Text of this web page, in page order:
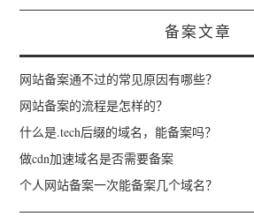
备案文章
网站备案通不过的常见原因有哪些？
网站备案的流程是怎样的？
什么是.tech后缀的域名，能备案吗？
做cdn加速域名是否需要备案
个人网站备案一次能备案几个域名？